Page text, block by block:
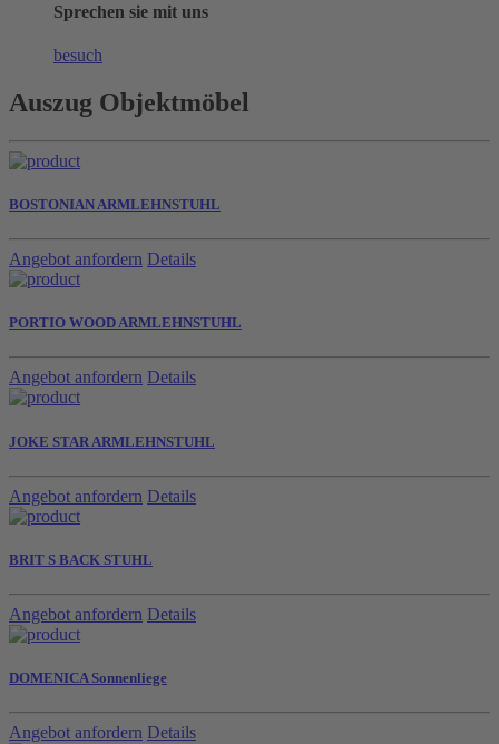
Sprechen sie mit uns
besuch
Auszug Objektmöbel
BOSTONIAN ARMLEHNSTUHL
Angebot anfordern Details
PORTIO WOOD ARMLEHNSTUHL
Angebot anfordern Details
JOKE STAR ARMLEHNSTUHL
Angebot anfordern Details
BRIT S BACK STUHL
Angebot anfordern Details
DOMENICA Sonnenliege
Angebot anfordern Details